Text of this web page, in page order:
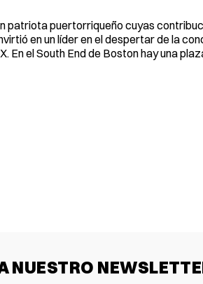
patriota puertorriqueño cuyas
en un líder en el despertar de la
el South End de Boston hay una
NUESTRO